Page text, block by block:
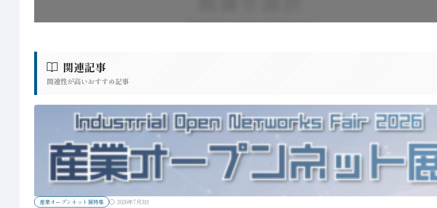
関連記事
関連性が高いおすすめ記事
産業オープンネット展特集 2026年7月3日